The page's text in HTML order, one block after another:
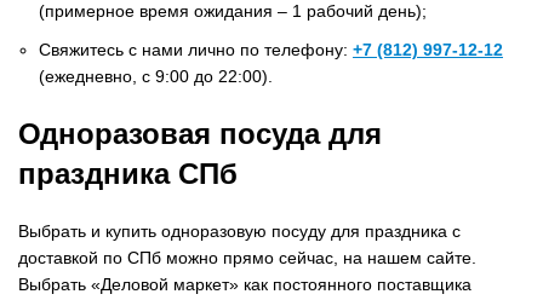
(примерное время ожидания – 1 рабочий день);
Свяжитесь с нами лично по телефону: +7 (812) 997-12-12
(ежедневно, с 9:00 до 22:00).
Одноразовая посуда для
праздника СПб
Выбрать и купить одноразовую посуду для праздника с
доставкой по СПб можно прямо сейчас, на нашем сайте.
Выбрать «Деловой маркет» как постоянного поставщика